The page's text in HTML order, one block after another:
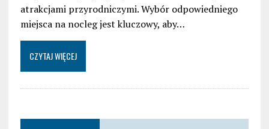
atrakcjami przyrodniczymi. Wybór odpowiedniego
miejsca na nocleg jest kluczowy, aby…
CZYTAJ WIĘCEJ